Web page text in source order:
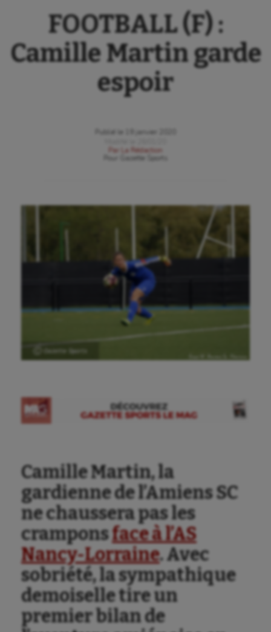
FOOTBALL (F) :
Camille Martin garde
espoir
Publié le
19 janvier 2020
Par
La Rédaction
Gazette Sports
Ⓒ Gazette Sports
Camille Martin, la
gardienne de l’Amiens SC
ne chaussera pas les
cramponsface à l’AS
Nancy-Lorraine. Avec
sobriété, la sympathique
demoiselle tire un
premier bilan de